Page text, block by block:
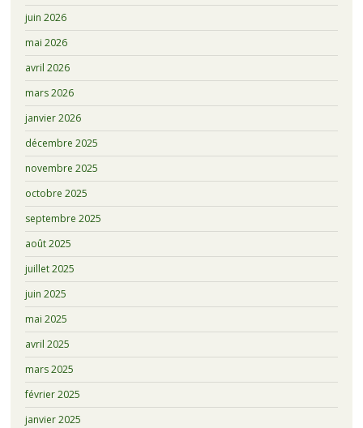
juin 2026
mai 2026
avril 2026
mars 2026
janvier 2026
décembre 2025
novembre 2025
octobre 2025
septembre 2025
août 2025
juillet 2025
juin 2025
mai 2025
avril 2025
mars 2025
février 2025
janvier 2025